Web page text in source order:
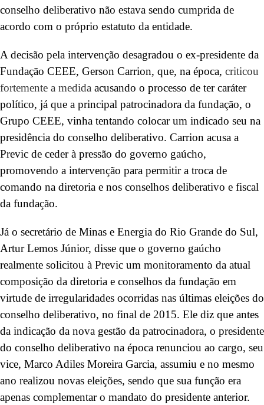
conselho deliberativo não estava sendo cumprida de
acordo com o próprio estatuto da entidade.
A decisão pela intervenção desagradou o ex-presidente da
Fundação CEEE, Gerson Carrion, que, na época, criticou
fortemente a medida acusando o processo de ter caráter
político, já que a principal patrocinadora da fundação, o
Grupo CEEE, vinha tentando colocar um indicado seu na
presidência do conselho deliberativo. Carrion acusa a
Previc de ceder à pressão do governo gaúcho,
promovendo a intervenção para permitir a troca de
comando na diretoria e nos conselhos deliberativo e fiscal
da fundação.
Já o secretário de Minas e Energia do Rio Grande do Sul,
Artur Lemos Júnior, disse que o governo gaúcho
realmente solicitou à Previc um monitoramento da atual
composição da diretoria e conselhos da fundação em
virtude de irregularidades ocorridas nas últimas eleições do
conselho deliberativo, no final de 2015. Ele diz que antes
da indicação da nova gestão da patrocinadora, o presidente
do conselho deliberativo na época renunciou ao cargo, seu
vice, Marco Adiles Moreira Garcia, assumiu e no mesmo
ano realizou novas eleições, sendo que sua função era
apenas complementar o mandato do presidente anterior.